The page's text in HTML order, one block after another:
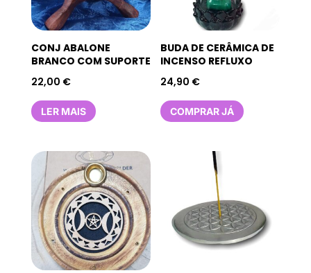
CONJ ABALONE
BRANCO COM SUPORTE
22,00 €
LER MAIS
BUDA DE CERÂMICA DE
INCENSO REFLUXO
24,90 €
COMPRAR JÁ